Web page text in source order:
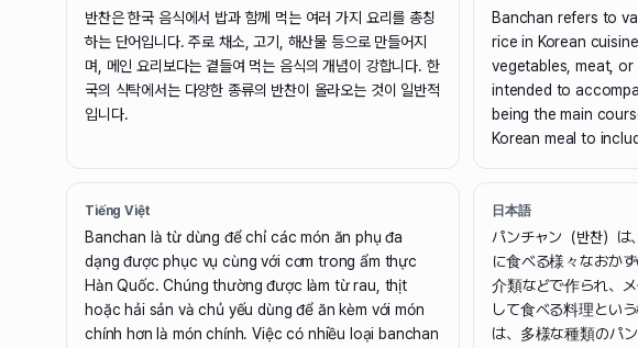
반찬은 한국 음식에서 밥과 함께 먹는 여러 가지 요리를 총칭
하는 단어입니다. 주로 채소, 고기, 해산물 등으로 만들어지
며, 메인 요리보다는 곁들여 먹는 음식의 개념이 강합니다. 한
국의 식탁에서는 다양한 종류의 반찬이 올라오는 것이 일반적
입니다.
Banchan refers to
rice in Korean
vegetables, meat,
intended to
being the main
Korean meal to
Tiếng Việt
Banchan là từ dùng để chỉ các món ăn phụ đa
dạng được phục vụ cùng với cơm trong ẩm thực
Hàn Quốc. Chúng thường được làm từ rau, thịt
hoặc hải sản và chủ yếu dùng để ăn kèm với món
chính hơn là món chính. Việc có nhiều loại banchan
日本語
パンチャン（반찬）
に食べる様々なおか
介類などで作られ、
して食べる料理とい
は、多様な種類のパ